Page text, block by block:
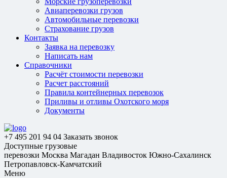
Авиаперевозки грузов
Автомобильные перевозки
Страхование грузов
Контакты
Заявка на перевозку
Написать нам
Справочники
Расчёт стоимости перевозки
Расчет расстояний
Правила контейнерных перевозок
Приливы и отливы Охотского моря
Документы
+7 495 201 94 04 Заказать звонок
Доступные грузовые
перевозки Москва Магадан Владивосток Южно-Сахалинск
Петропавловск-Камчатский
Меню